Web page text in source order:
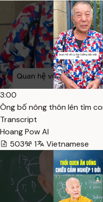
3:00
Ông bố nông thôn lên tìm
Transcript
Hoang Pow AI
503
1 Vietnamese